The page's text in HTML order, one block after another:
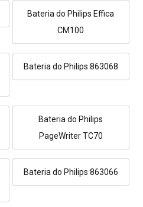
Bateria do Philips Effica
CM100
Bateria do Philips 863068
Bateria do Philips
PageWriter TC70
Bateria do Philips 863066